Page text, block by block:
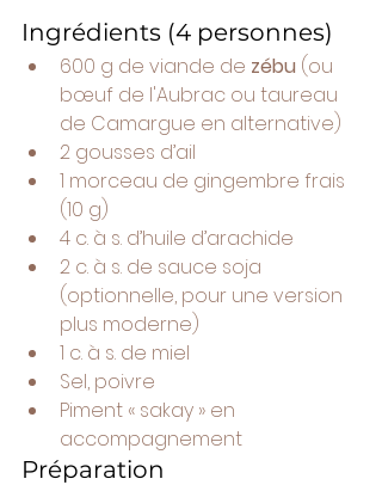
Ingrédients (4 personnes)
600 g de viande de zébu (ou
bœuf de l'Aubrac ou taureau
de Camargue en alternative)
2 gousses d’ail
1 morceau de gingembre frais
(10 g)
4 c. à s. d’huile d’arachide
2 c. à s. de sauce soja
(optionnelle, pour une version
plus moderne)
1 c. à s. de miel
Sel, poivre
Piment « sakay » en
accompagnement
Préparation